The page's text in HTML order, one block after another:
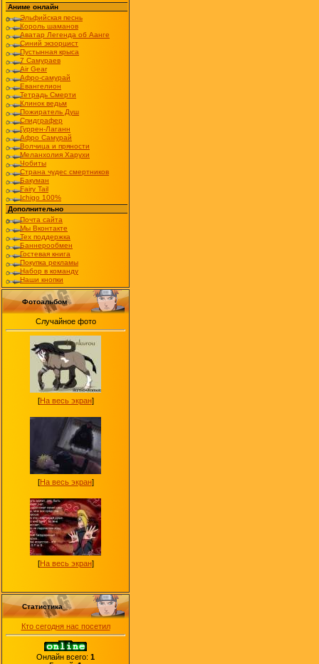
Аниме онлайн
Эльфийская песнь
Король шаманов
Аватар Легенда об Аанге
Синий экзорцист
Пустынная крыса
7 Самураев
Air Gear
Афро-самурай
Евангелион
Тетрадь Смерти
Клинок ведьм
Пожиратель Душ
Спидграфер
Гуррен-Лаганн
Афро Самурай
Волчица и пряности
Меланхолия Харухи
Чобиты
Страна чудес смертников
Бакуман
Fairy Tail
Ichigo 100%
Дополнительно
Почта сайта
Мы Вконтакте
Тех поддержка
Баннерообмен
Гостевая книга
Покупка рекламы
Набор в команду
Наши кнопки
Фотоальбом
Случайное фото
[На весь экран]
[На весь экран]
[На весь экран]
Статистика
Кто сегодня нас посетил
Онлайн всего: 1